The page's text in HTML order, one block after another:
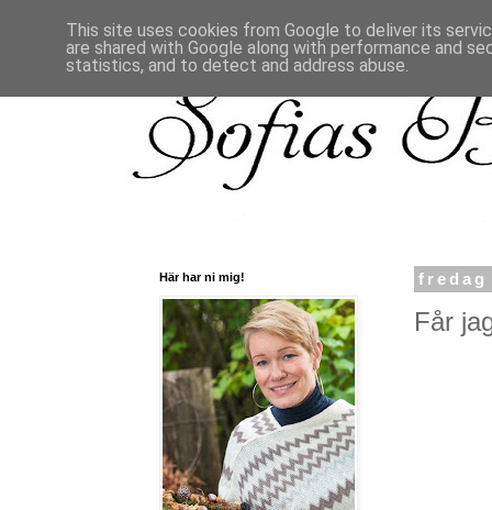
fredag
Får
Här har ni mig!
This site uses cookies from Google to deliver its
are shared with Google along with performance and
statistics, and to detect and address abuse.